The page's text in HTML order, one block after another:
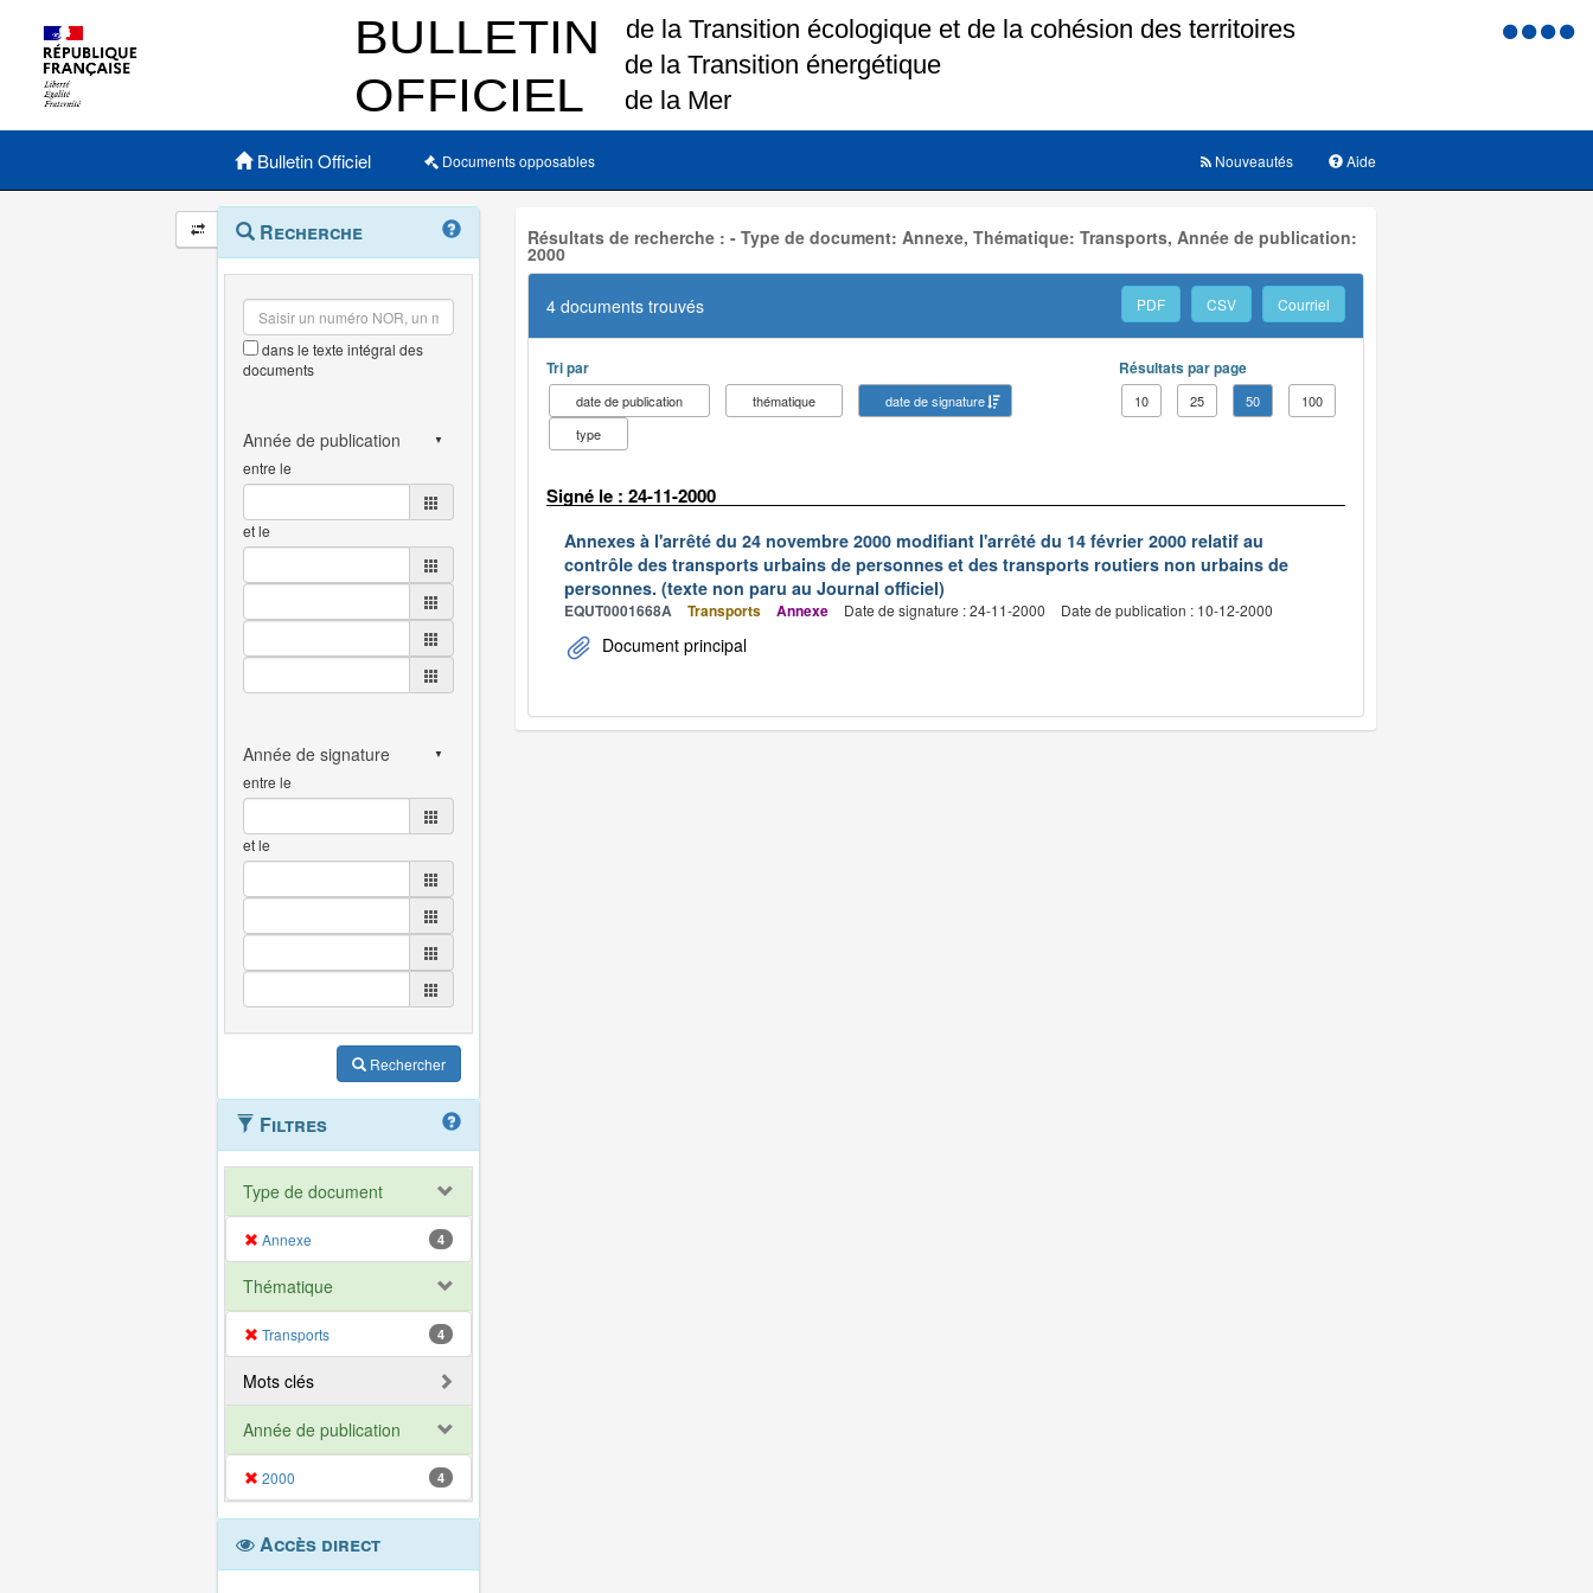
Menu
Menu principal
Bulletin Officiel Documents opposables Aide
Nouveautés
Navigation
et
outils
annexes
Menu
contextuel
Recherche
dans le texte intégral des
documents
entre le
et le
entre le
et le
Rechercher
Filtres
Type de document
Annexe 4
Thématique
Transports 4
Mots clés
Année de publication
2000 4
Accès direct
Résultats de recherche : - Type de document: Annexe, Thématique: Transports, Année de publication:
2000
4 documents trouvés PDF CSV Courriel
Tri par
date de publication thématique
date de signature
type
Résultats par page
10 25 50 100
Signé le : 24-11-2000
Annexes à l'arrêté du 24 novembre 2000 modifiant l'arrêté du 14 février 2000 relatif au
contrôle des transports urbains de personnes et des transports routiers non urbains de
personnes. (texte non paru au Journal officiel)
EQUT0001668A Transports Annexe Date de signature : 24-11-2000 Date de publication : 10-12-2000
Document principal